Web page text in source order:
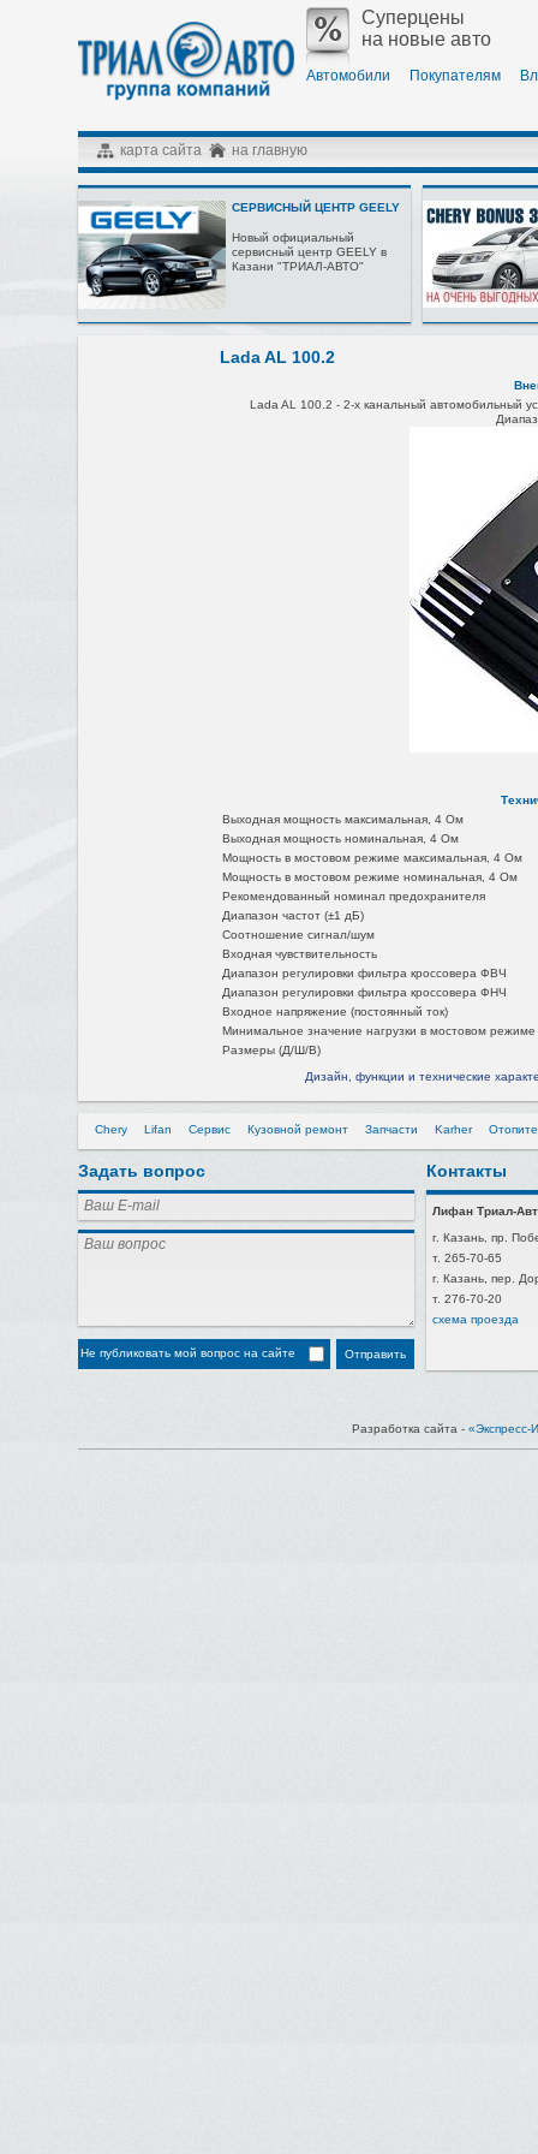
Суперцены
на новые авто
Автомобили Покупателям
карта сайта на главную
СЕРВИСНЫЙ ЦЕНТР GEELY
Новый официальный
сервисный центр GEELY в
Казани "ТРИАЛ-АВТО"
Lada AL 100.2
Lada AL 100.2 - 2-х канальный автомобильный
Выходная мощность максимальная, 4 Ом
Выходная мощность номинальная, 4 Ом
Мощность в мостовом режиме максимальная, 4 Ом
Мощность в мостовом режиме номинальная, 4 Ом
Рекомендованный номинал предохранителя
Диапазон частот (±1 дБ)
Соотношение сигнал/шум
Входная чувствительность
Диапазон регулировки фильтра кроссовера ФВЧ
Диапазон регулировки фильтра кроссовера ФНЧ
Входное напряжение (постоянный ток)
Минимальное значение нагрузки в мостовом режиме
Размеры (Д/Ш/В)
Дизайн, функции и технические
Chery Lifan Сервис Кузовной ремонт Запчасти Karher
Задать вопрос
Не публиковать мой вопрос на сайте
Контакты
Лифан Триал-
г. Казань, пр.
т. 265-70-65
г. Казань, пер.
т. 276-70-20
схема проезда
Разработка сайта - «Экспресс-